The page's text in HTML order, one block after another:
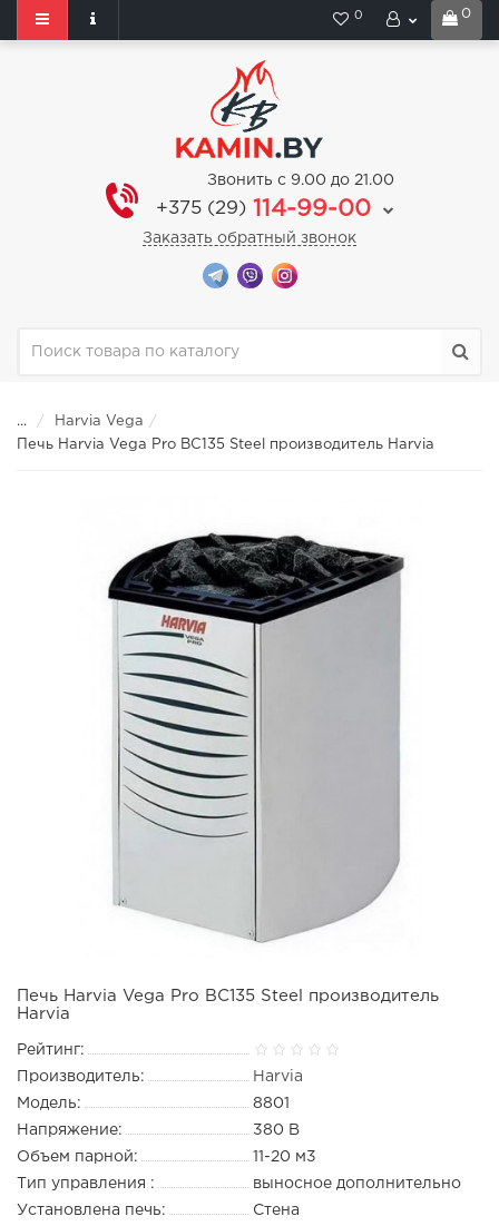
0
0
Звонить с 9.00 до 21.00
+375 (29) 114-99-00
Заказать обратный звонок
...
Harvia Vega
Печь Harvia Vega Pro BC135 Steel производитель Harvia
Печь Harvia Vega Pro BC135 Steel производитель
Harvia
Рейтинг:
Производитель:
Harvia
Модель:
8801
Напряжение:
380 В
Объем парной:
11-20 м3
Тип управления :
выносное дополнительно
Установлена печь:
Стена